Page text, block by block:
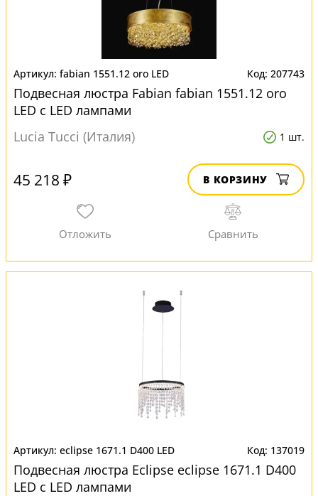
fabian 1551.12 oro LED 207743
Подвесная люстра Fabian fabian 1551.12 oro
LED с LED лампами
Lucia Tucci (Италия)
1 шт.
45 218 ₽ В КОРЗИНУ
eclipse 1671.1 D400 LED 137019
Подвесная люстра Eclipse eclipse 1671.1 D400
LED с LED лампами